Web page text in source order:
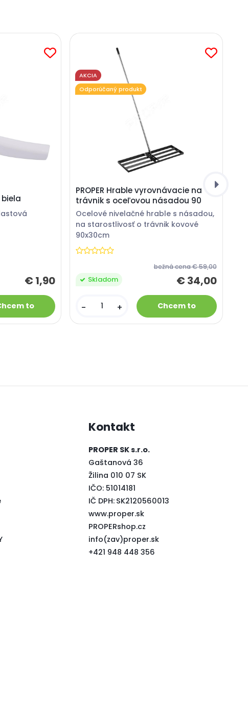
€ 1,90
PROPER Hrable vyrovnávacie na
trávnik s oceľovou násadou 90
Ocelové nivelačné hrable s násadou,
na starostlivosť o trávnik kovové
90x30cm
bežná cena€ 59,00
€ 34,00
- +
Skladom
AKCIA
Odporúčaný produkt
Kontakt
PROPER SK s.r.o.
Gaštanová 36
Žilina 010 07 SK
IČO: 51014181
IČ DPH: SK2120560013
www.proper.sk
PROPERshop.cz
info(zav)proper.sk
+421 948 448 356